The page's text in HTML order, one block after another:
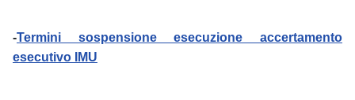
-Termini sospensione esecuzione accertamento
esecutivo IMU